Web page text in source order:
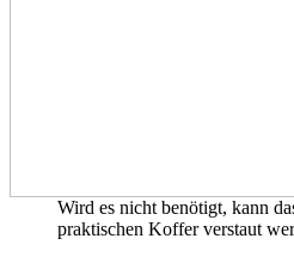
Wird es nicht benötigt, kann
praktischen Koffer verstaut